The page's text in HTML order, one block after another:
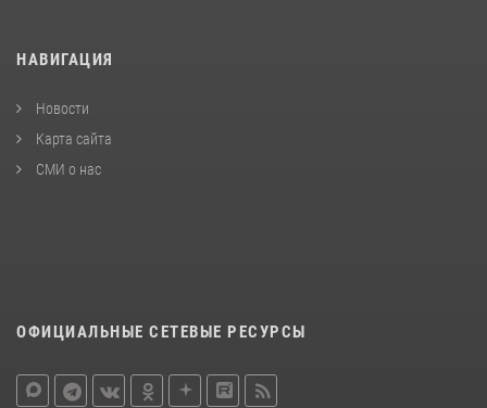
НАВИГАЦИЯ
Новости
Карта сайта
СМИ о нас
ОФИЦИАЛЬНЫЕ СЕТЕВЫЕ РЕСУРСЫ